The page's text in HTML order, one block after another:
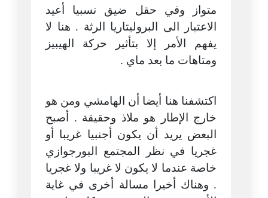
متواز وفي حقل ضيق نسبيا أعيد
الاعتبار الى البروليتاريا الرثة . هنا لا
يفهم الأمر إلا بتأثير حركة الهيبيز
ومتاهات ما بعد ماي .
اكتشفنا هنا أيضا أن الهامشي ومن هو
خارج الإطار هو ملاذ وحقيقة . أصبح
البعض يريد أن يكون أجنبيا غريبا أو
غجريا في نظر المجتمع البورجوازي
خاصة عندما لا يكون لا غريبا ولا غجريا
. وهناك أخيرا مسالة أخرى في غاية